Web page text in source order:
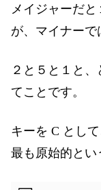
メイジャーだと
が、マイナーで
２と５と１と
てことです。
キーを C として
最も原始的と